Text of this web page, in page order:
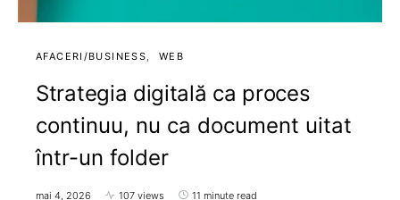
AFACERI/BUSINESS WEB
Strategia digitală ca proces
continuu, nu ca document uitat
într-un folder
mai 4, 2026 107 views 11 minute read